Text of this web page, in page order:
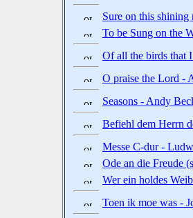
Sure on this
To be Sung on the
Of all the birds that
O praise the Lord -
Seasons - Andy
Befiehl dem Herrn
Messe C-dur -
Ode an die Freude
Wer ein holdes
Toen ik moe was -